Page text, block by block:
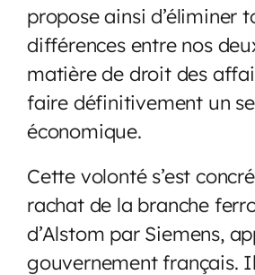
propose ainsi d’éliminer
différences entre nos
matière de droit des
faire définitivement un
économique.
Cette volonté s’est
rachat de la branche
d’Alstom par Siemens,
gouvernement français.